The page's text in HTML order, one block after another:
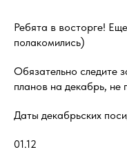
Ребята в восторге!
полакомились)
Обязательно следите
планов на декабрь, не
Даты декабрьских
01.12